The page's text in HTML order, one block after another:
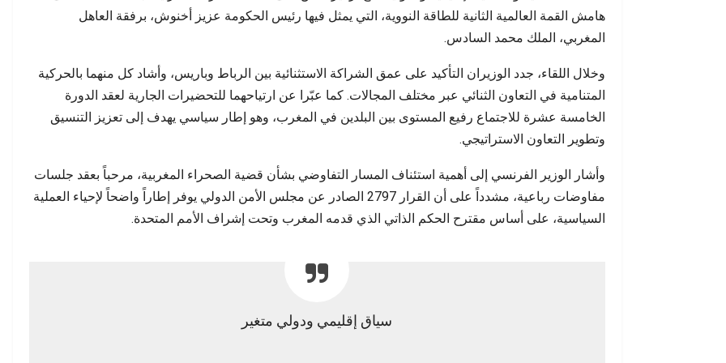
هامش القمة العالمية الثانية للطاقة النووية، التي يمثل فيها رئيس الحكومة عزيز أخنوش، برفقة العاهل
المغربي، الملك محمد السادس.
وخلال اللقاء، جدد الوزيران التأكيد على عمق الشراكة الاستثنائية بين الرباط وباريس، وأشاد كل منهما بالحركية
المتنامية في التعاون الثنائي عبر مختلف المجالات. كما عبّرا عن ارتياحهما للتحضيرات الجارية لعقد الدورة
الخامسة عشرة للاجتماع رفيع المستوى بين البلدين في المغرب، وهو إطار سياسي يهدف إلى تعزيز التنسيق
وتطوير التعاون الاستراتيجي.
وأشار الوزير الفرنسي إلى أهمية استئناف المسار التفاوضي بشأن قضية الصحراء المغربية، مرحباً بعقد جلسات
مفاوضات رباعية، مشدداً على أن القرار 2797 الصادر عن مجلس الأمن الدولي يوفر إطاراً واضحاً لإحياء العملية
السياسية، على أساس مقترح الحكم الذاتي الذي قدمه المغرب وتحت إشراف الأمم المتحدة.
سياق إقليمي ودولي متغير
إنسانية تتجاوز الحسابات…
مطالب بفتح تحقيق وتوضيح…